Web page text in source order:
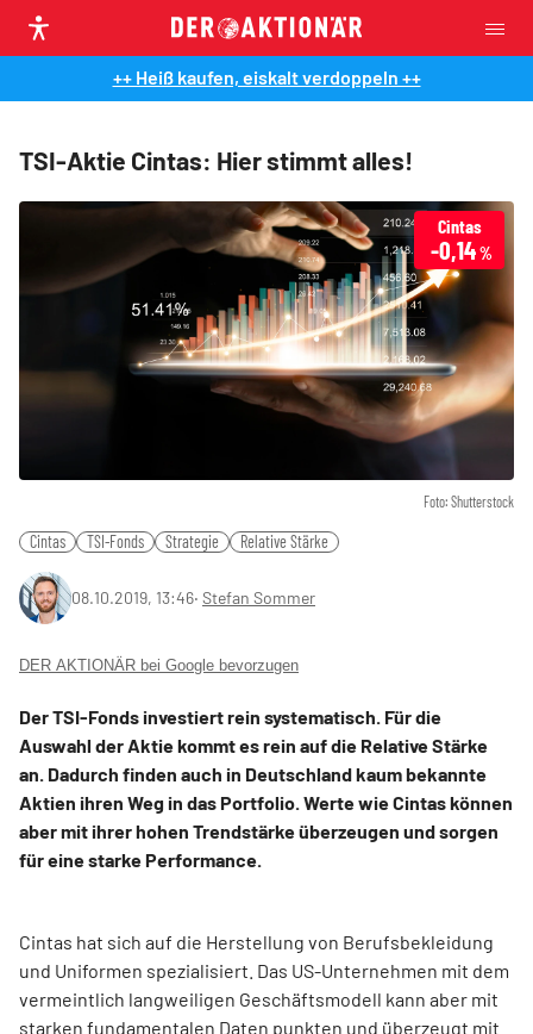
++ Heiß kaufen, eiskalt verdoppeln ++
TSI-Aktie Cintas: Hier stimmt alles!
Foto: Shutterstock
Cintas
-0,14%
Cintas TSI-Fonds Strategie Relative Stärke
08.10.2019, 13:46‧ Stefan Sommer
DER AKTIONÄR bei Google bevorzugen
Der TSI-Fonds investiert rein systematisch. Für die
Auswahl der Aktie kommt es rein auf die Relative Stärke
an. Dadurch finden auch in Deutschland kaum bekannte
Aktien ihren Weg in das Portfolio. Werte wie Cintas können
aber mit ihrer hohen Trendstärke überzeugen und sorgen
für eine starke Performance.
Cintas hat sich auf die Herstellung von Berufsbekleidung
und Uniformen spezialisiert. Das US-Unternehmen mit dem
vermeintlich langweiligen Geschäftsmodell kann aber mit
starken fundamentalen Daten punkten und überzeugt mit